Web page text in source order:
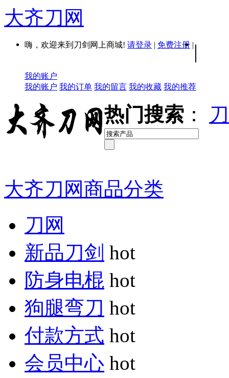
大齐刀网
嗨，欢迎来到刀剑网上商城! 请登录 | 免费注册 | |
我的账户
我的账户 我的订单 我的留言 我的收藏 我的推荐
热门搜索 ：
大齐刀网商品分类
刀网
新品刀剑 hot
防身电棍 hot
狗腿弯刀 hot
付款方式 hot
会员中心 hot